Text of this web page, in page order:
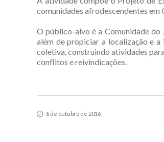
comunidades afrodescendentes em
O público-alvo é a Comunidade
além de propiciar a localização e
coletiva, construindo atividades
conflitos e reivindicações.
6 de outubro de 2016